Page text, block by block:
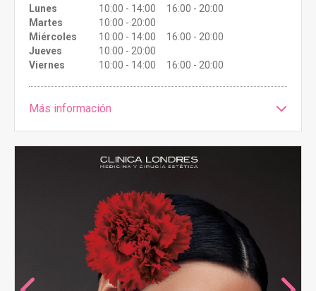
Lunes
10:00 - 14:00 16:00 - 20:00
Martes
10:00 - 20:00
Miércoles
10:00 - 14:00 16:00 - 20:00
Jueves
10:00 - 20:00
Viernes
10:00 - 14:00 16:00 - 20:00
Más información